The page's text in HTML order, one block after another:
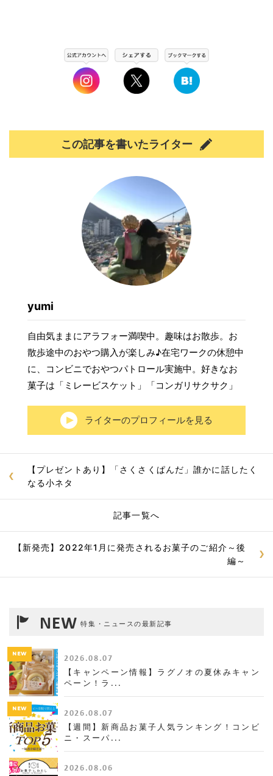
この記事を書いたライター
yumi
自由気ままにアラフォー満喫中。趣味はお散歩。お
散歩途中のおやつ購入が楽しみ♪在宅ワークの休憩中
に、コンビニでおやつパトロール実施中。好きなお
菓子は「ミレービスケット」「コンガリサクサク」
ライターのプロフィールを見る
【プレゼントあり】「さくさくぱんだ」誰かに話したく
なる小ネタ
記事一覧へ
【新発売】2022年1月に発売されるお菓子のご紹介～後
編～
NEW 特集・ニュースの最新記事
NEW 2026.08.07
【キャンペーン情報】ラグノオの夏休みキャン
ペーン！ラ...
NEW 2026.08.07
【週間】新商品お菓子人気ランキング！コンビ
ニ・スーパ...
2026.08.06